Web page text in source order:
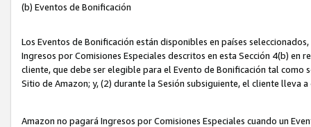
(b) Eventos de Bonificación
Los Eventos de Bonificación están disponibles en países
Ingresos por Comisiones Especiales descritos en esta Sección 4(b) en
cliente, que debe ser elegible para el Evento de Bonificación tal como
Sitio de Amazon; y, (2) durante la Sesión subsiguiente, el cliente lleva
Amazon no pagará Ingresos por Comisiones Especiales cuando un